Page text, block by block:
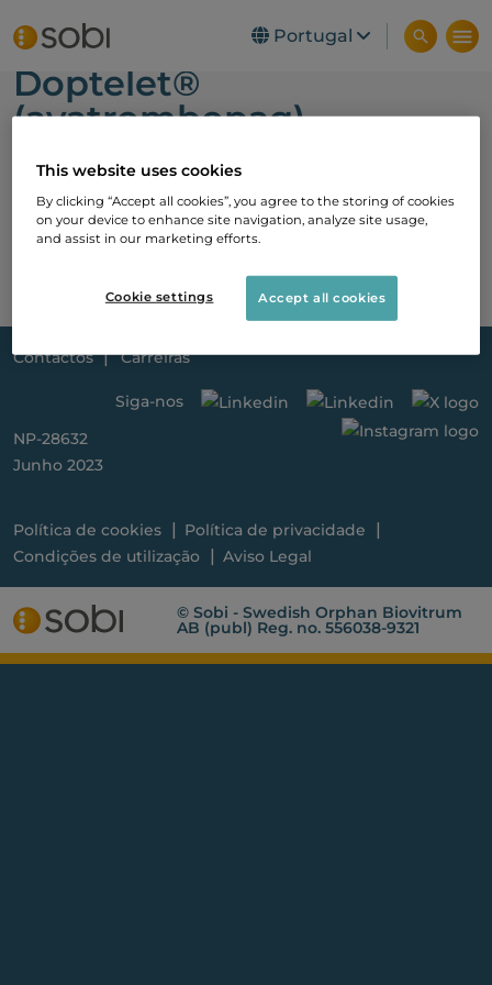
Portugal
Doptelet®
(avatrombopag)
Ficha promocional
REF-8719 V9.0Data: 02/04/2024
Contactos Carreiras
Siga-nos
NP-28632
Junho 2023
Política de cookies
Política de privacidade
Condições de utilização
Aviso Legal
© Sobi - Swedish Orphan Biovitrum
AB (publ) Reg. no. 556038-9321
This website uses cookies
By clicking “Accept all cookies”, you agree to the storing of cookies
on your device to enhance site navigation, analyze site usage,
and assist in our marketing efforts.
Cookie settings Accept all cookies